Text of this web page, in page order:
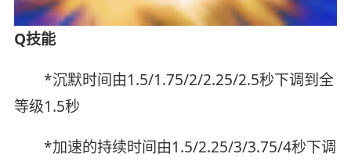
Q技能
*沉默时间由1.5/1.75/2/2.25/2.5秒下调到全
等级1.5秒
*加速的持续时间由1.5/2.25/3/3.75/4秒下调